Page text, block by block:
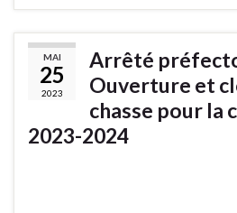
MAI
25
2023
Arrêté
Ouverture et
chasse pour la
2023-2024